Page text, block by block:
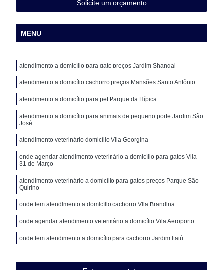
Solicite um orçamento
MENU
atendimento a domicílio para gato preços Jardim Shangai
atendimento a domicílio cachorro preços Mansões Santo Antônio
atendimento a domicílio para pet Parque da Hípica
atendimento a domicílio para animais de pequeno porte Jardim São
José
atendimento veterinário domicílio Vila Georgina
onde agendar atendimento veterinário a domicílio para gatos Vila
31 de Março
atendimento veterinário a domicílio para gatos preços Parque São
Quirino
onde tem atendimento a domicílio cachorro Vila Brandina
onde agendar atendimento veterinário a domicílio Vila Aeroporto
onde tem atendimento a domicílio para cachorro Jardim Itaiú